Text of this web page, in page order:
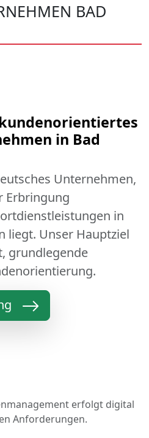
BAD
in Bad
Unternehmen,
Erbringung
in
liegt. Unser Hauptziel
grundlegende
erfolgt digital
Anforderungen.